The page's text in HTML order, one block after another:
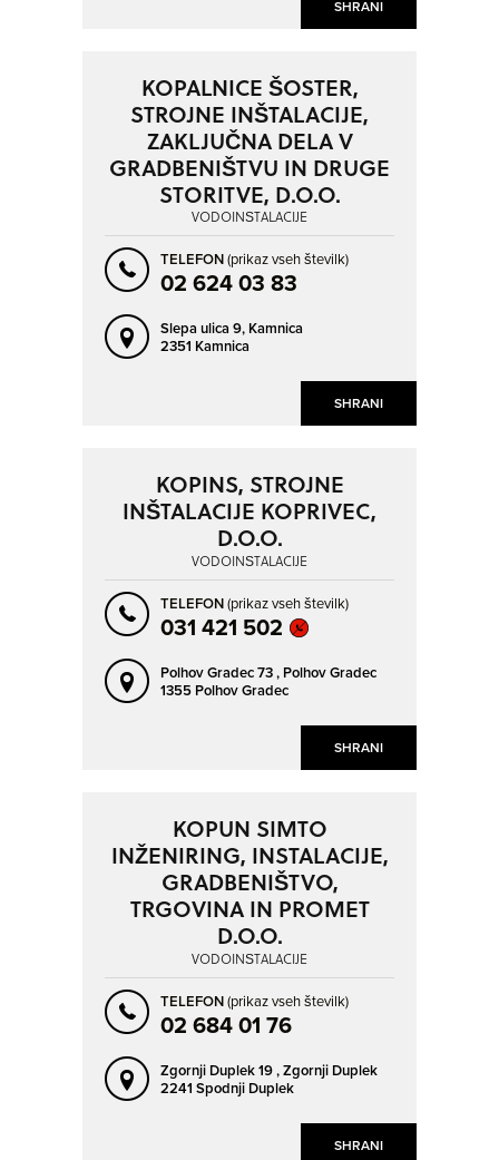
SHRANI
SHRANI
KOPALNICE ŠOSTER,
STROJNE INŠTALACIJE,
ZAKLJUČNA DELA V
GRADBENIŠTVU IN DRUGE
STORITVE, D.O.O.
VODOINŠTALACIJE
TELEFON(prikaz vseh številk)
02 624 03 83
Slepa ulica 9, Kamnica
2351 Kamnica
SHRANI
KOPINS, STROJNE
INŠTALACIJE KOPRIVEC,
D.O.O.
VODOINŠTALACIJE
TELEFON(prikaz vseh številk)
031 421 502
Polhov Gradec 73 , Polhov Gradec
1355 Polhov Gradec
SHRANI
KOPUN SIMTO
INŽENIRING, INSTALACIJE,
GRADBENIŠTVO,
TRGOVINA IN PROMET
D.O.O.
VODOINŠTALACIJE
TELEFON(prikaz vseh številk)
02 684 01 76
Zgornji Duplek 19 ,Zgornji Duplek
2241 Spodnji Duplek